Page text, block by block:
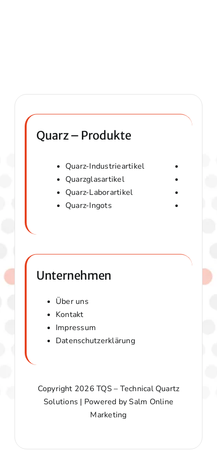
Quarz – Produkte
Quarz-Industrieartikel
Quarzglasartikel
Quarz-Laborartikel
Quarz-Ingots
Unternehmen
Über uns
Kontakt
Impressum
Datenschutzerklärung
Copyright 2026 TQS – Technical Quartz
Solutions | Powered by Salm Online
Marketing